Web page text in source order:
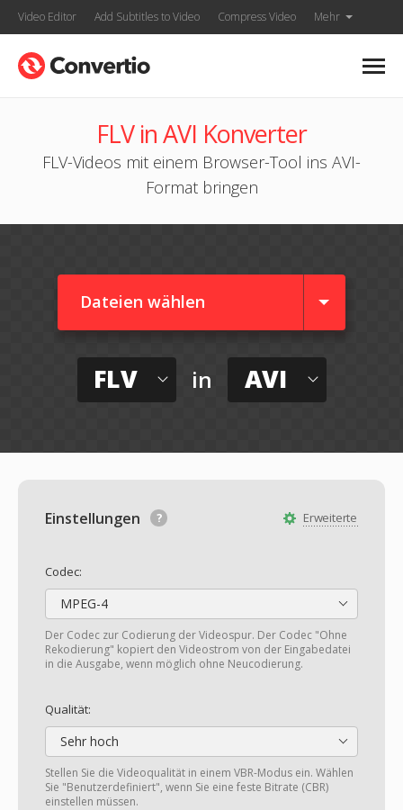
Video Editor Add Subtitles to Video Compress Video Mehr
FLV in AVI Konverter
FLV-Videos mit einem Browser-Tool ins AVI-
Format bringen
Dateien wählen
FLV in AVI
Erweiterte
Einstellungen
Codec:
MPEG-4
Der Codec zur Codierung der Videospur. Der Codec "Ohne
Rekodierung" kopiert den Videostrom von der Eingabedatei
in die Ausgabe, wenn möglich ohne Neucodierung.
Qualität:
Sehr hoch
Stellen Sie die Videoqualität in einem VBR-Modus ein. Wählen
Sie "Benutzerdefiniert", wenn Sie eine feste Bitrate (CBR)
einstellen müssen.